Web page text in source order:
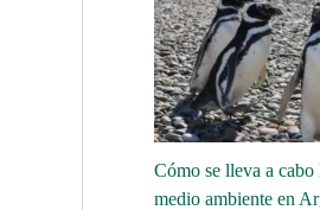
Cómo se lleva a
medio ambiente en